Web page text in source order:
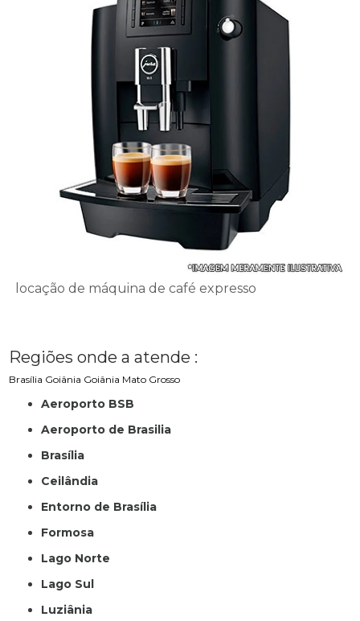
locação de máquina de café expresso
Regiões onde a atende :
Brasília Goiânia Goiânia Mato Grosso
Aeroporto BSB
Aeroporto de Brasilia
Brasília
Ceilândia
Entorno de Brasília
Formosa
Lago Norte
Lago Sul
Luziânia